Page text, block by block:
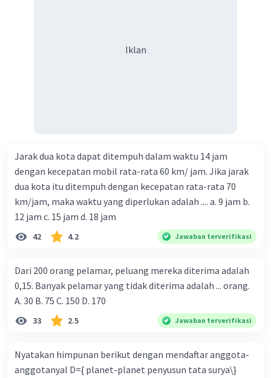
Iklan
Jarak dua kota dapat ditempuh dalam waktu 14 jam
dengan kecepatan mobil rata-rata 60 km/ jam. Jika jarak
dua kota itu ditempuh dengan kecepatan rata-rata 70
km/jam, maka waktu yang diperlukan adalah .... a. 9 jam b.
12 jam c. 15 jam d. 18 jam
42 4.2 Jawaban terverifikasi
Dari 200 orang pelamar, peluang mereka diterima adalah
0,15. Banyak pelamar yang tidak diterima adalah ... orang.
A. 30 B. 75 C. 150 D. 170
33 2.5 Jawaban terverifikasi
Nyatakan himpunan berikut dengan mendaftar anggota-
anggotanyal D={ planet-planet penyusun tata surya\}